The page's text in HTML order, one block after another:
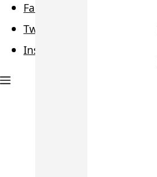
Facebook
Twitter
Instagram